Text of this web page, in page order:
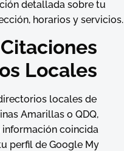
detallada sobre tu
horarios y servicios.
Locales
locales de
Amarillas o QDQ,
coincida
perfil de Google My